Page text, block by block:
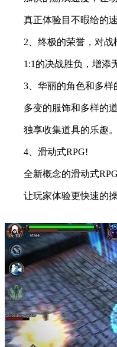
真正体验目不暇给的
2、终极的荣誉，对战
1:1的决战胜负，增添
3、华丽的角色和多样
多变的服饰和多样的道
独享收集道具的乐趣。
4、滑动式RPG!
全新概念的滑动式
让玩家体验更快速的操